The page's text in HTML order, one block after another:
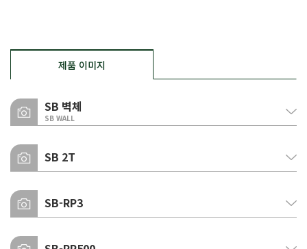
제품 이미지
SB 벽체
SB WALL
컬러인덱스
실제품과 다소 차이가 있을 수 있습니다.
SB 2T
컬러인덱스
실제품과 다소 차이가 있을 수 있습니다.
SB-RP3
우레탄